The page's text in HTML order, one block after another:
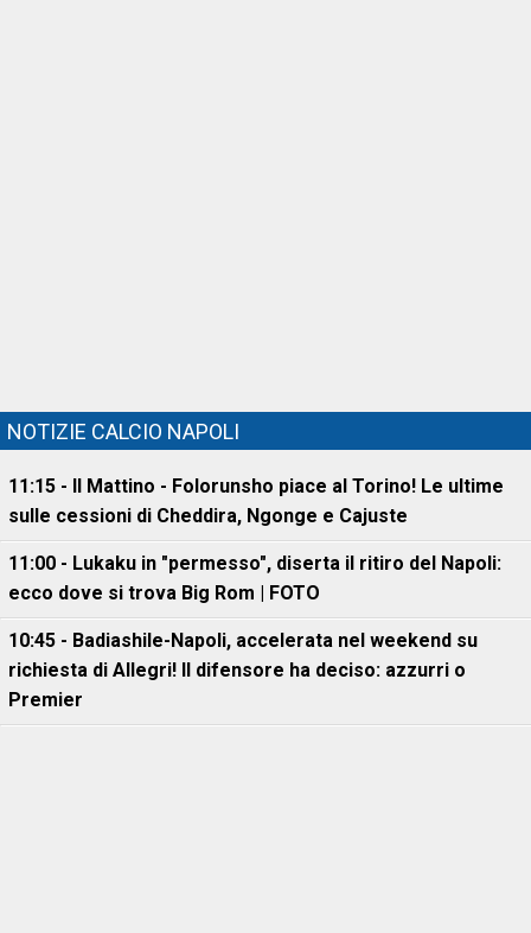
NOTIZIE CALCIO NAPOLI
11:15 - Il Mattino - Folorunsho piace al Torino! Le ultime
sulle cessioni di Cheddira, Ngonge e Cajuste
11:00 - Lukaku in "permesso", diserta il ritiro del Napoli:
ecco dove si trova Big Rom | FOTO
10:45 - Badiashile-Napoli, accelerata nel weekend su
richiesta di Allegri! Il difensore ha deciso: azzurri o
Premier